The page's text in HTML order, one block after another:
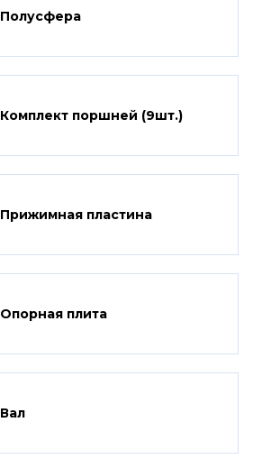
Полусфера
Комплект поршней (9шт.)
Прижимная пластина
Опорная плита
Вал